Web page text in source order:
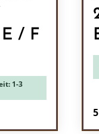
/ F
1-3